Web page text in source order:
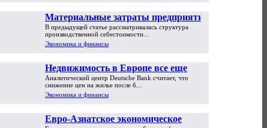
Материальные затраты предприятия
В предыдущей статье рассматривалась структура
производственной себестоимости...
Экономика и финансы
Недвижимость в Европе все еще
слишком дорогая
Аналитический центр Deutsche Bank считает, что
снижение цен на жилье после б...
Экономика и финансы
Евро-Азиатское экономическое